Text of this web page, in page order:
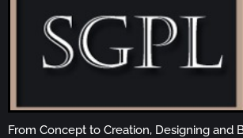
From Concept to Creation, Designing and